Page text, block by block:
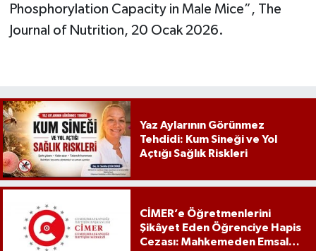
Phosphorylation Capacity in Male Mice”, The
Journal of Nutrition, 20 Ocak 2026.
Yaz Aylarının Görünmez
Tehdidi: Kum Sineği ve Yol
Açtığı Sağlık Riskleri
CİMER’e Öğretmenlerini
Şikâyet Eden Öğrenciye Hapis
Cezası: Mahkemeden Emsal